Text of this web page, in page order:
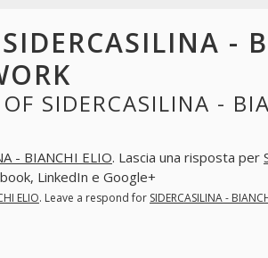
SIDERCASILINA -
SIDERCASILINA -
- BIANCHI ELIO. Lascia una risposta per
LinkedIn e Google+
ELIO. Leave a respond for SIDERCASILINA -